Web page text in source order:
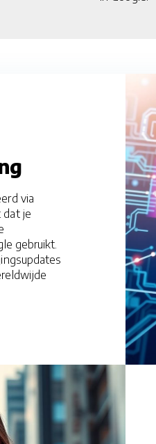
via
je
gebruikt.